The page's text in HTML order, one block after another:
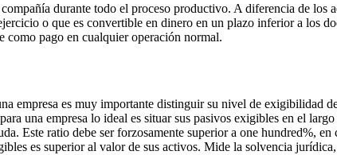
durante todo el proceso productivo. A diferencia de
o que es convertible en dinero en un plazo inferior a los
como pago en cualquier operación normal.
empresa es muy importante distinguir su nivel de exigibilidad
una empresa lo ideal es situar sus pasivos exigibles en el
Este ratio debe ser forzosamente superior a one hundred%,
es superior al valor de sus activos. Mide la solvencia